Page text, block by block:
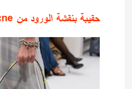
حقيبة بنقشة الورود من Acne